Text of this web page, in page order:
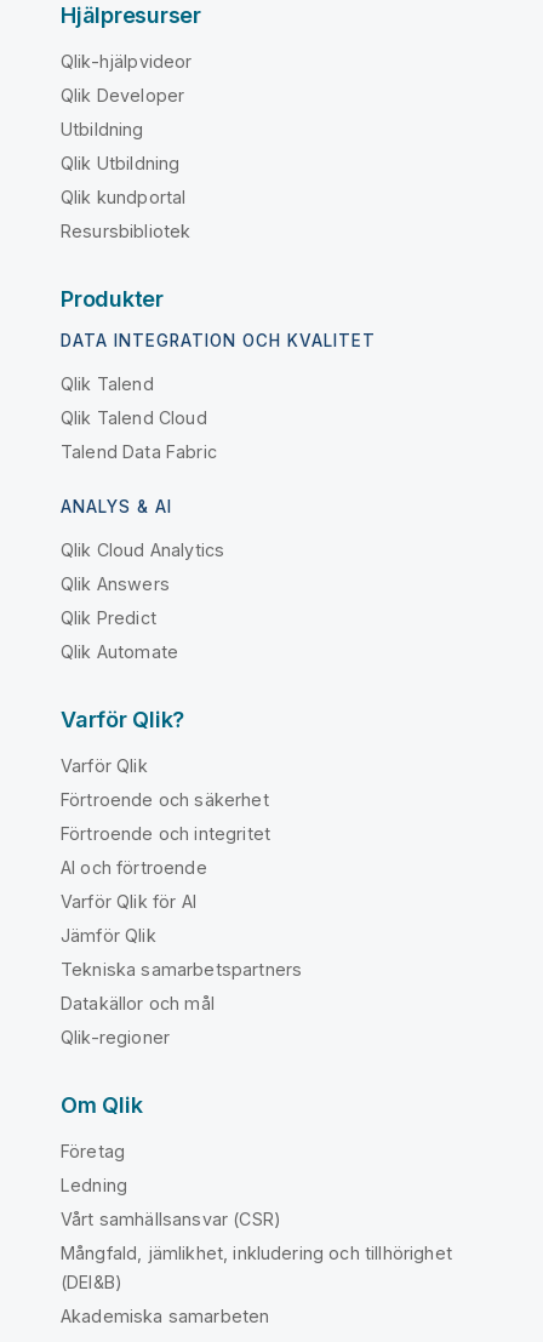
Hjälpresurser
Qlik-hjälpvideor
Qlik Developer
Utbildning
Qlik Utbildning
Qlik kundportal
Resursbibliotek
Produkter
DATA INTEGRATION OCH KVALITET
Qlik Talend
Qlik Talend Cloud
Talend Data Fabric
ANALYS & AI
Qlik Cloud Analytics
Qlik Answers
Qlik Predict
Qlik Automate
Varför Qlik?
Varför Qlik
Förtroende och säkerhet
Förtroende och integritet
AI och förtroende
Varför Qlik för AI
Jämför Qlik
Tekniska samarbetspartners
Datakällor och mål
Qlik-regioner
Om Qlik
Företag
Ledning
Vårt samhällsansvar (CSR)
Mångfald, jämlikhet, inkludering och tillhörighet
(DEI&B)
Akademiska samarbeten